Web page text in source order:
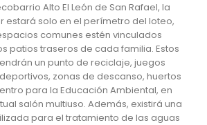
Alto El León de San Rafael, la
estará solo en el perímetro del loteo,
comunes estén vinculados
patios traseros de cada familia. Estos
un punto de reciclaje, juegos
zonas de descanso, huertos
para la Educación Ambiental, en
salón multiuso. Además, existirá una
para el tratamiento de las aguas